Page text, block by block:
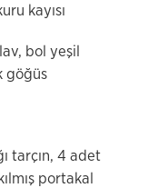
kayısı
bol yeşil
göğüs
tarçın, 4 adet
portakal